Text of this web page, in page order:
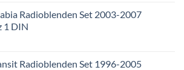
Radioblenden Set 2003-2007
1 DIN
Radioblenden Set 1996-2005